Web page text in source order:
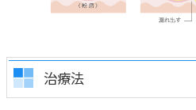
治療法